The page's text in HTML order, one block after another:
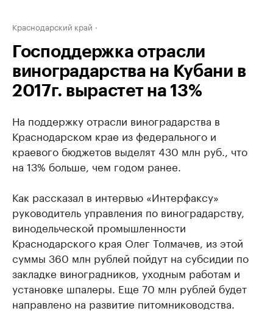
Краснодарский край
Господдержка отрасли
виноградарства на Кубани в
2017г. вырастет на 13%
На поддержку отрасли виноградарства в
Краснодарском крае из федерального и
краевого бюджетов выделят 430 млн руб., что
на 13% больше, чем годом ранее.
Как рассказал в интервью «Интерфаксу»
руководитель управления по виноградарству,
винодельческой промышленности
Краснодарского края Олег Толмачев, из этой
суммы 360 млн рублей пойдут на субсидии по
закладке виноградников, уходным работам и
установке шпалеры. Еще 70 млн рублей будет
направлено на развитие питомниководства.